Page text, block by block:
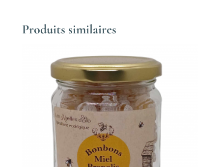
Produits similaires